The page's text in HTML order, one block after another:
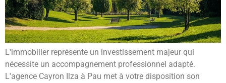
L'immobilier représente un investissement majeur qui
nécessite un accompagnement professionnel adapté.
L'agence Cayron Ilza à Pau met à votre disposition son